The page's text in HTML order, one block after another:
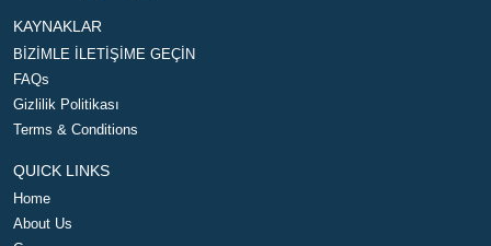
KAYNAKLAR
BİZİMLE İLETİŞİME GEÇİN
FAQs
Gizlilik Politikası
Terms & Conditions
QUICK LINKS
Home
About Us